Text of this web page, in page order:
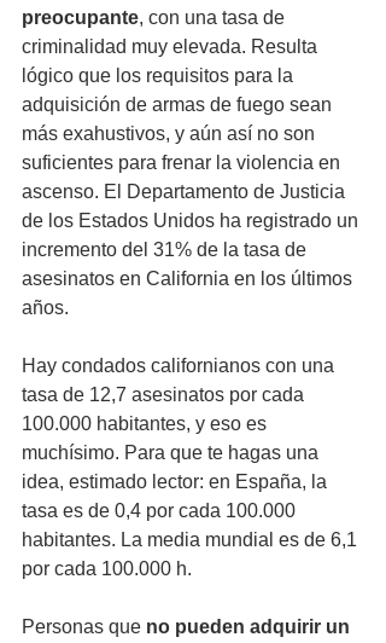
preocupante, con una tasa de
criminalidad muy elevada. Resulta
lógico que los requisitos para la
adquisición de armas de fuego sean
más exahustivos, y aún así no son
suficientes para frenar la violencia en
ascenso. El Departamento de Justicia
de los Estados Unidos ha registrado un
incremento del 31% de la tasa de
asesinatos en California en los últimos
años.
Hay condados californianos con una
tasa de 12,7 asesinatos por cada
100.000 habitantes, y eso es
muchísimo. Para que te hagas una
idea, estimado lector: en España, la
tasa es de 0,4 por cada 100.000
habitantes. La media mundial es de 6,1
por cada 100.000 h.
Personas que no pueden adquirir un